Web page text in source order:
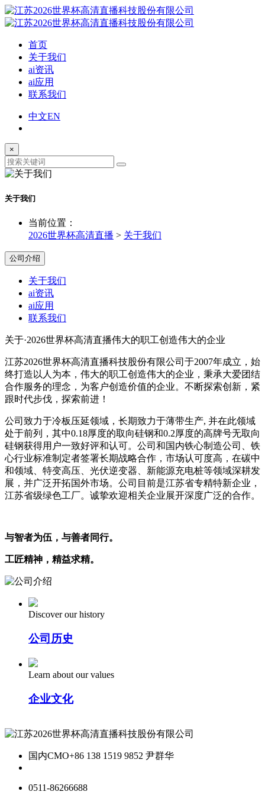
首页
关于我们
ai资讯
ai应用
联系我们
中文EN
×
关于我们
当前位置：
2026世界杯高清直播 > 关于我们
公司介绍
关于我们
ai资讯
ai应用
联系我们
关于·2026世界杯高清直播伟大的职工创造伟大的企业
江苏2026世界杯高清直播科技股份有限公司于2007年成立，始
终打造以人为本，伟大的职工创造伟大的企业，秉承大爱团结
合作服务的理念，为客户创造价值的企业。不断探索创新，紧
跟时代步伐，探索前进！
公司致力于冷板压延领域，长期致力于薄带生产, 并在此领域
处于前列，其中0.18厚度的取向硅钢和0.2厚度的高牌号无取向
硅钢获得用户一致好评和认可。公司和国内铁心制造公司、铁
心行业标准制定者签署长期战略合作，市场认可度高，在碳中
和领域、特变高压、光伏逆变器、新能源充电桩等领域深耕发
展，并广泛开拓国外市场。公司目前是江苏省专精特新企业，
江苏省级绿色工厂。诚挚欢迎相关企业展开深度广泛的合作。
与智者为伍，与善者同行。
工匠精神，精益求精。
Discover our history
公司历史
Learn about our values
企业文化
国内CMO+86 138 1519 9852 尹群华
0511-86266688